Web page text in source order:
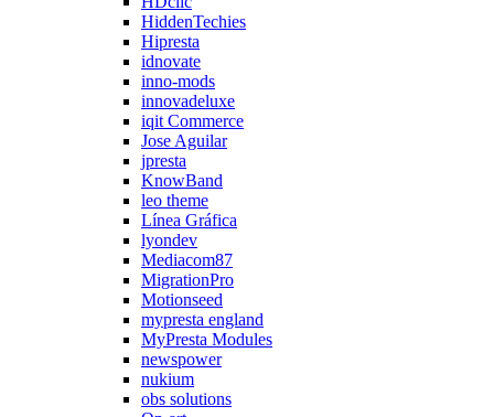
HiddenTechies
Hipresta
idnovate
inno-mods
innovadeluxe
iqit Commerce
Jose Aguilar
jpresta
KnowBand
leo theme
Línea Gráfica
lyondev
Mediacom87
MigrationPro
Motionseed
mypresta england
MyPresta Modules
newspower
nukium
obs solutions